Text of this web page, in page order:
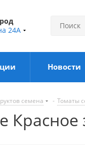
24А
Новости
семена - Томаты